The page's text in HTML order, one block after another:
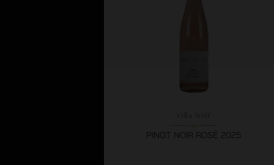
PINOT NOIR ROSÉ 2025